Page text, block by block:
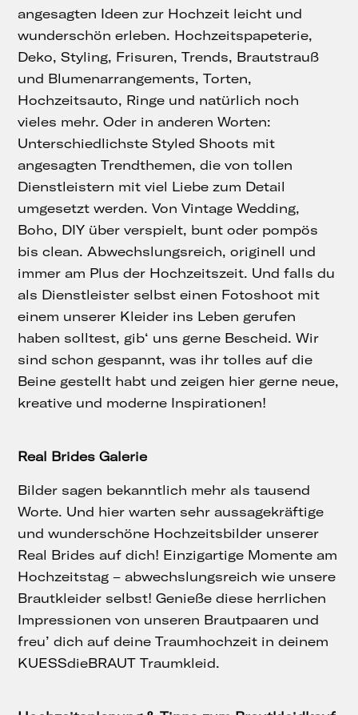
angesagten Ideen zur Hochzeit leicht und
wunderschön erleben. Hochzeitspapeterie,
Deko, Styling, Frisuren, Trends, Brautstrauß
und Blumenarrangements, Torten,
Hochzeitsauto, Ringe und natürlich noch
vieles mehr. Oder in anderen Worten:
Unterschiedlichste Styled Shoots mit
angesagten Trendthemen, die von tollen
Dienstleistern mit viel Liebe zum Detail
umgesetzt werden. Von Vintage Wedding,
Boho, DIY über verspielt, bunt oder pompös
bis clean. Abwechslungsreich, originell und
immer am Plus der Hochzeitszeit. Und falls du
als Dienstleister selbst einen Fotoshoot mit
einem unserer Kleider ins Leben gerufen
haben solltest, gib‘ uns gerne Bescheid. Wir
sind schon gespannt, was ihr tolles auf die
Beine gestellt habt und zeigen hier gerne neue,
kreative und moderne Inspirationen!
Real Brides Galerie
Bilder sagen bekanntlich mehr als tausend
Worte. Und hier warten sehr aussagekräftige
und wunderschöne Hochzeitsbilder unserer
Real Brides auf dich! Einzigartige Momente am
Hochzeitstag – abwechslungsreich wie unsere
Brautkleider selbst! Genieße diese herrlichen
Impressionen von unseren Brautpaaren und
freu’ dich auf deine Traumhochzeit in deinem
KUESSdieBRAUT Traumkleid.